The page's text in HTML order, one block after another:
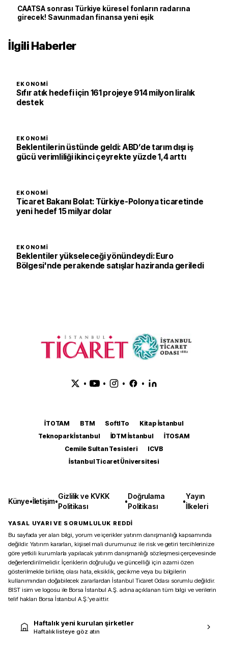
CAATSA sonrası Türkiye küresel fonların radarına
girecek! Savunmadan finansa yeni eşik
İlgili Haberler
EKONOMI
Sıfır atık hedefi için 161 projeye 914 milyon liralık
destek
EKONOMI
Beklentilerin üstünde geldi: ABD’de tarım dışı iş
gücü verimliliği ikinci çeyrekte yüzde 1,4 arttı
EKONOMI
Ticaret Bakanı Bolat: Türkiye-Polonya ticaretinde
yeni hedef 15 milyar dolar
EKONOMI
Beklentiler yükseleceği yönündeydi: Euro
Bölgesi'nde perakende satışlar haziranda geriledi
• • • •
İTOTAM BTM SoftITo
Kitap İstanbul
Teknopark İstanbul
İDTM İstanbul
İTOSAM
Cemile Sultan Tesisleri
ICVB
İstanbul Ticaret Üniversitesi
Künye•İletişim•
Gizlilik ve KVKK
Politikası
•
Doğrulama
Politikası
•
Yayın
İlkeleri
YASAL UYARI VE SORUMLULUK REDDİ
Bu sayfada yer alan bilgi, yorum ve içerikler yatırım danışmanlığı kapsamında
değildir. Yatırım kararları, kişisel mali durumunuz ile risk ve getiri tercihlerinize
göre yetkili kurumlarla yapılacak yatırım danışmanlığı sözleşmesi çerçevesinde
değerlendirilmelidir. İçeriklerin doğruluğu ve güncelliği için azami özen
gösterilmekle birlikte, olası hata, eksiklik, gecikme veya bu bilgilerin
kullanımından doğabilecek zararlardan İstanbul Ticaret Odası sorumlu değildir.
BIST isim ve logosu ile Borsa İstanbul A.Ş. adına açıklanan tüm bilgi ve verilerin
telif hakları Borsa İstanbul A.Ş.’ye aittir.
Haftalık yeni kurulan şirketler
Haftalık listeye göz atın